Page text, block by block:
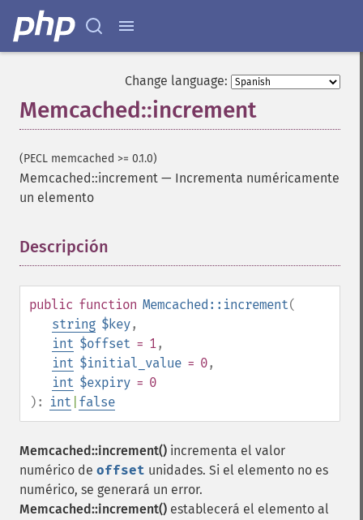
Change language:
Memcached::increment
(PECL memcached >= 0.1.0)
Memcached::increment — Incrementa numéricamente
un elemento
Descripción
public function Memcached::increment(
string $key,
int $offset = 1,
int $initial_value = 0,
int $expiry = 0
):
int false
Memcached::increment() incrementa el valor
numérico de offset unidades. Si el elemento no es
numérico, se generará un error.
Memcached::increment() establecerá el elemento al